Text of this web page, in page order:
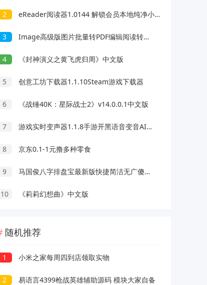
2 eReader阅读器1.0144 解锁会员本地纯净小说阅读器
3 Image高级版图片批量转PDF编辑阅读转换工具
4 《封神演义之黄飞虎归周》中文版
5 创意工坊下载器1.1.10Steam游戏下载器
6 《战锤40K：星际战士2》v14.0.0.1中文版
7 游戏实时变声器1.1.8手游开黑语音变音AI配高级版
8 京东0.1-1元撸多种零食
9 马国俊八字排盘宝最新版快捷简洁无广傻瓜操作
10 《莉莉幻想曲》中文版
随机推荐
1 小米之家每周四到店领取实物
2 易语言4399枪战英雄辅助源码 模块大家自备